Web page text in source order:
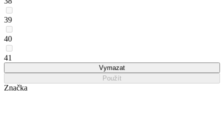
39
40
41
Vymazat
Použít
Značka